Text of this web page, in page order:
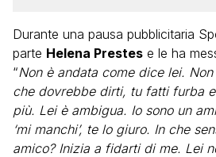
Durante una pausa pubblicitaria
parte Helena Prestes e le ha
“Non è andata come dice lei.
che dovrebbe dirti, tu fatti furba
più. Lei è ambigua. Io sono un
‘mi manchi’, te lo giuro. In che
amico? Inizia a fidarti di me. Lei